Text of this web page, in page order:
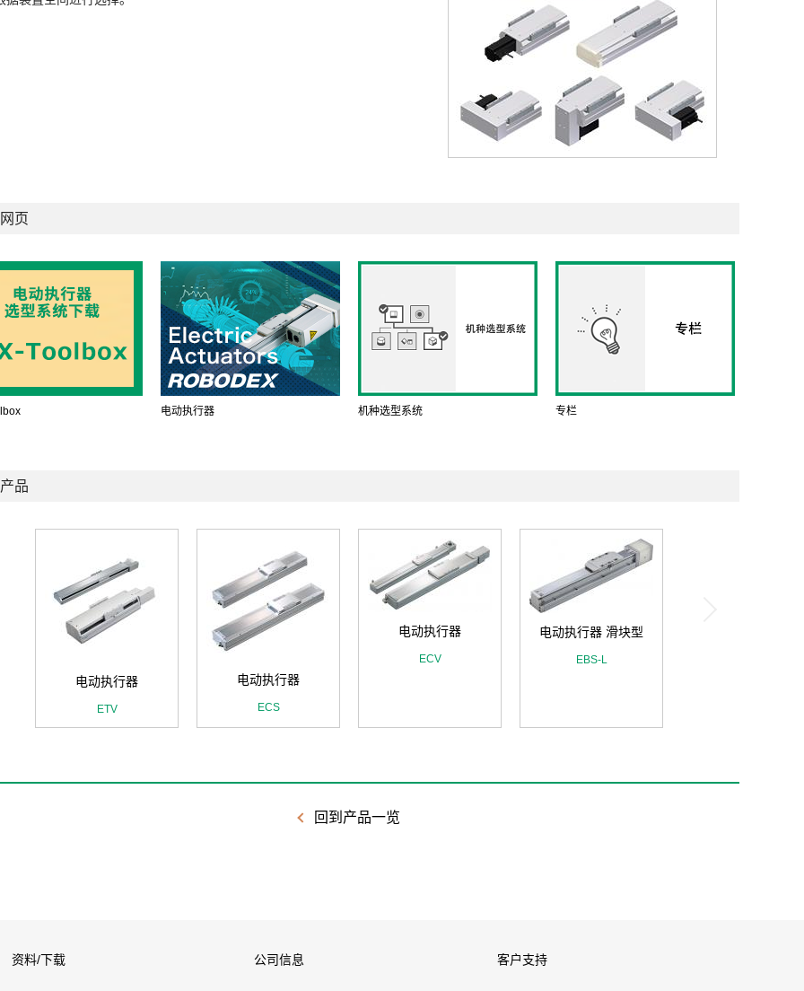
页
电动执行器 机种选型系统 专栏
品
电动执行器
ETV
电动执行器
ECS
电动执行器
ECV
电动执行器 滑块型
EBS-L
回到产品一览
资料/下载 公司信息 客户支持